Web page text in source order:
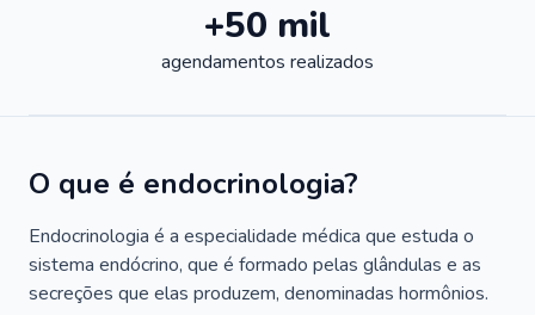
+50 mil
agendamentos realizados
O que é endocrinologia?
Endocrinologia é a especialidade médica que estuda o
sistema endócrino, que é formado pelas glândulas e as
secreções que elas produzem, denominadas hormônios.